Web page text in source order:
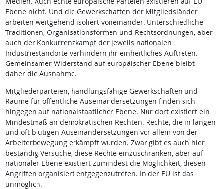
Ebene nicht. Und die Gewerkschaften der Mitgliedsländer
arbeiten weitgehend isoliert voneinander. Unterschiedliche
Traditionen, Organisationsformen und Rechtsordnungen, aber
auch der Konkurrenzkampf der jeweils nationalen
Industriestandorte verhindern ihr einheitliches Auftreten.
Gemeinsamer Widerstand auf europäischer Ebene bleibt
daher die Ausnahme.
Mitgliederparteien, handlungsfähige Gewerkschaften und
Räume für öffentliche Auseinandersetzungen finden sich
hingegen auf nationalstaatlicher Ebene. Nur dort existiert ein
Mindestmaß an demokratischen Rechten. Rechte, die in langen
und oft blutigen Auseinandersetzungen vor allem von der
Arbeiterbewegung erkämpft wurden. Zwar gibt es auch hier
beständig Versuche, diese Rechte einzuschränken, aber auf
nationaler Ebene existiert zumindest die Möglichkeit, diesen
Angriffen organisiert entgegenzutreten. In der EU ist das
unmöglich.